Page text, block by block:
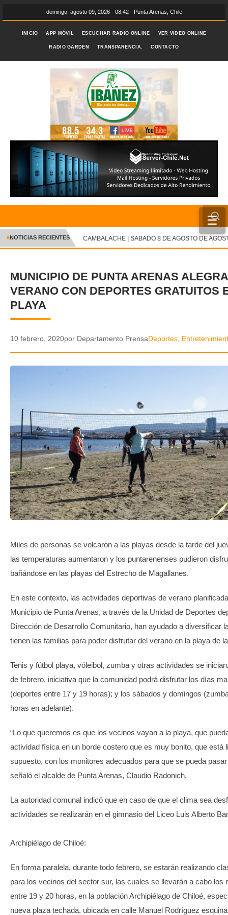
domingo, agosto 09, 2026 - 08:42 - Punta Arenas, Chile
INICIO APP MÓVIL ESCUCHAR RADIO ONLINE VER VIDEO ONLINE
RADIO GARDEN TRANSPARENCIA. CONTACTO
☰
INICIO
CRÓNICA
DEPORTES
ENTRETENIMIENTO Y CULTURA
GALERIA DE FOTOS
APP MÓVIL
TRANSPARENCIA
✕
●NOTICIAS RECIENTES CAMBALACHE | SABADO 8 DE AGOSTO DE
MUNICIPIO DE PUNTA ARENAS
VERANO CON DEPORTES GRATUITOS
PLAYA
10 febrero, 2020por Departamento PrensaDeportes,
Miles de personas se volcaron a las playas desde la tarde del
las temperaturas aumentaron y los puntarenenses pudieron
bañándose en las playas del Estrecho de Magallanes.
En este contexto, las actividades deportivas de verano
Municipio de Punta Arenas, a través de la Unidad de Deportes
Dirección de Desarrollo Comunitario, han ayudado a diversificar
tienen las familias para poder disfrutar del verano en la playa de
Tenis y fútbol playa, vóleibol, zumba y otras actividades se
de febrero, iniciativa que la comunidad podrá disfrutar los días
(deportes entre 17 y 19 horas); y los sábados y domingos
horas en adelante).
“Lo que queremos es que los vecinos vayan a la playa, que
actividad física en un borde costero que es muy bonito, que está
supuesto, con los monitores adecuados para que se pueda pasar
señaló el alcalde de Punta Arenas, Claudio Radonich.
La autoridad comunal indicó que en caso de que el clima sea
actividades se realizarán en el gimnasio del Liceo Luis Alberto
Archipiélago de Chiloé:
En forma paralela, durante todo febrero, se estarán realizando
para los vecinos del sector sur, las cuales se llevarán a cabo los
entre 19 y 20 horas, en la población Archipiélago de Chiloé,
nueva plaza techada, ubicada en calle Manuel Rodríguez